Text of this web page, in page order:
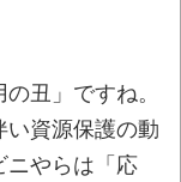
パンキング除
発生「丸裸に
丑」ですね。
資源保護の動
ニやらは「応